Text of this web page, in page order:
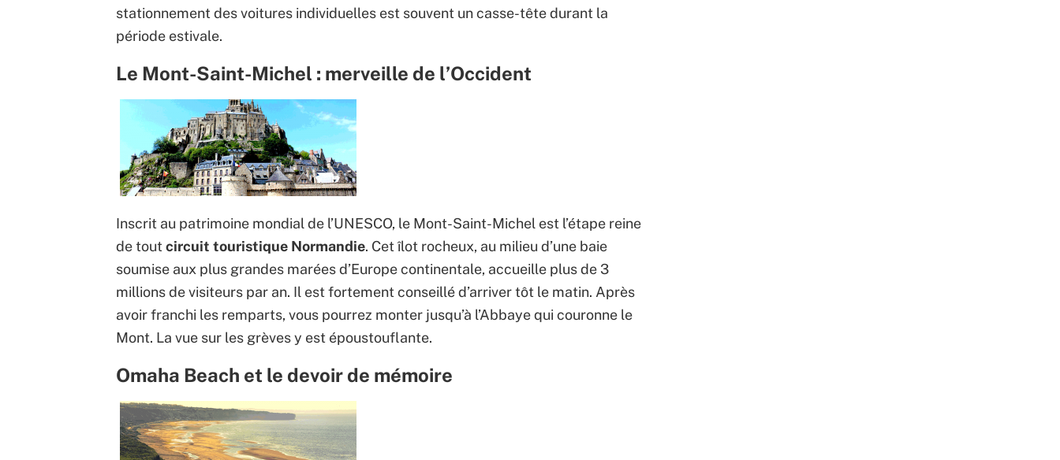
stationnement des voitures individuelles est souvent un casse-tête durant la
période estivale.
Le Mont-Saint-Michel : merveille de l’Occident
Inscrit au patrimoine mondial de l’UNESCO, le Mont-Saint-Michel est l’étape reine
de tout circuit touristique Normandie. Cet îlot rocheux, au milieu d’une baie
soumise aux plus grandes marées d’Europe continentale, accueille plus de 3
millions de visiteurs par an. Il est fortement conseillé d’arriver tôt le matin. Après
avoir franchi les remparts, vous pourrez monter jusqu’à l’Abbaye qui couronne le
Mont. La vue sur les grèves y est époustouflante.
Omaha Beach et le devoir de mémoire